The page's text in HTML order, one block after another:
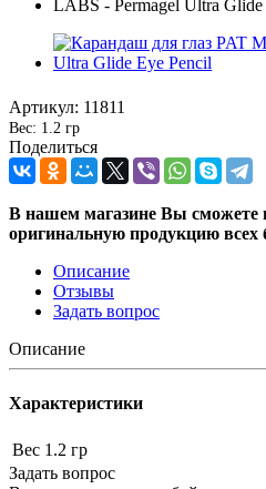
Артикул: 11811
Вес: 1.2 гр
Поделиться
В нашем магазине Вы сможете
оригинальную продукцию всех
Описание
Отзывы
Задать вопрос
Описание
Характеристики
Вес 1.2 гр
Задать вопрос